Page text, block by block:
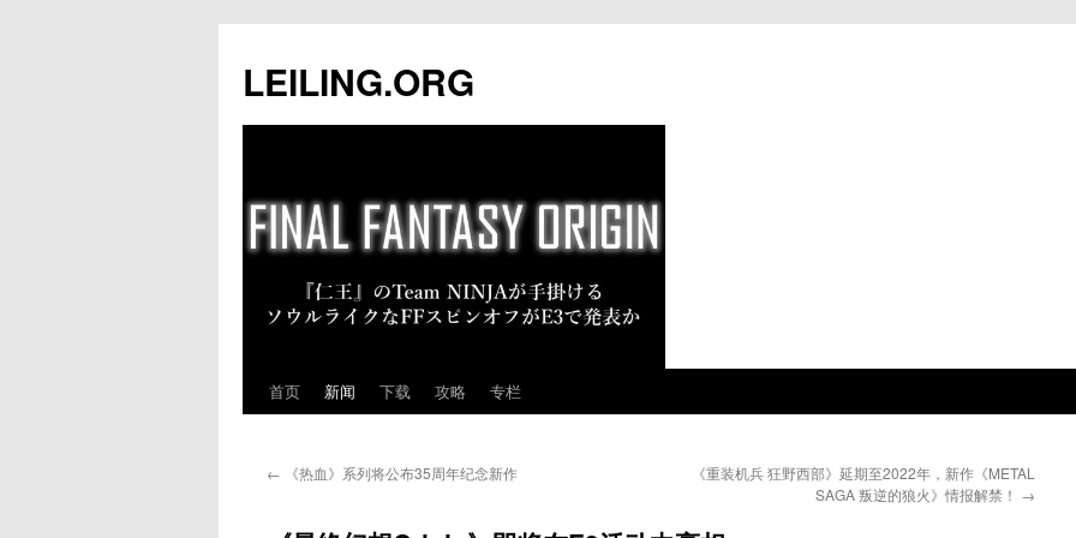
文
LEILING.ORG
首页 新闻 下载 攻略 专栏
← 《热血》系列将公布35周年纪念新作
《重装机兵 狂野西部》延期至2022年，新作《METAL
SAGA 叛逆的狼火》情报解禁！ →